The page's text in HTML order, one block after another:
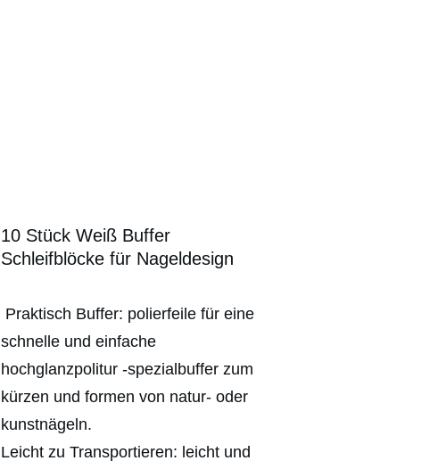
10 Stück Weiß Buffer
Schleifblöcke für Nageldesign
Praktisch Buffer: polierfeile für eine
schnelle und einfache
hochglanzpolitur -spezialbuffer zum
kürzen und formen von natur- oder
kunstnägeln.
Leicht zu Transportieren: leicht und